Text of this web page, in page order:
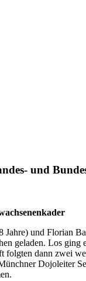
und
Jahre) und Florian
geladen. Los
folgten dann zwei
Dojoleiter